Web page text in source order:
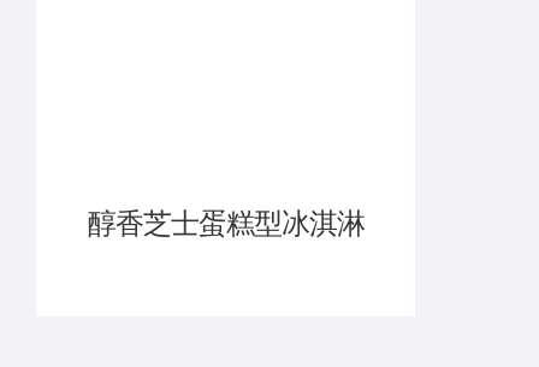
醇香芝士蛋糕型冰淇淋